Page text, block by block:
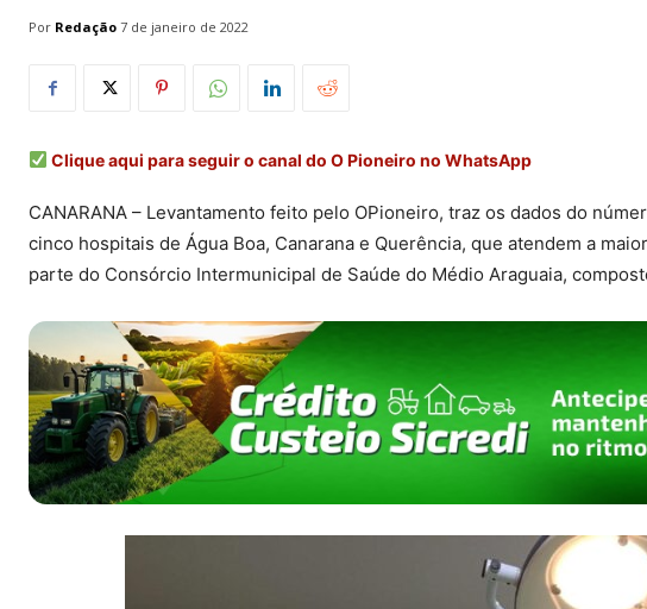
Por Redação 7 de janeiro de 2022
Clique aqui para seguir o canal do O Pioneiro no WhatsApp
CANARANA – Levantamento feito pelo OPioneiro, traz os dados do
cinco hospitais de Água Boa, Canarana e Querência, que atendem a
parte do Consórcio Intermunicipal de Saúde do Médio Araguaia,